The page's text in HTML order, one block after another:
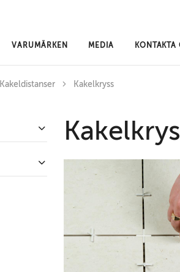
VARUMÄRKEN MEDIA KONTAKTA
Kakeldistanser Kakelkryss